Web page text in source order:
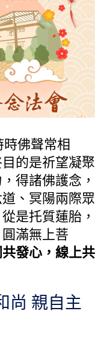
佛聲常相
的是祈望凝聚
得諸佛護念，
、冥陽兩際眾
是托質蓮胎，
滿無上菩
發心，線上共
尚 親自主